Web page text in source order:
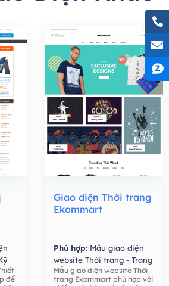
để
Giao diện Thời trang
Ekommart
Phù hợp: Mẫu giao diện
website Thời trang - Trang
Sức,Mẫu giao diện
website Bán hàng -
Mẫu giao diện website Thời
trang Ekommart phù hợp với